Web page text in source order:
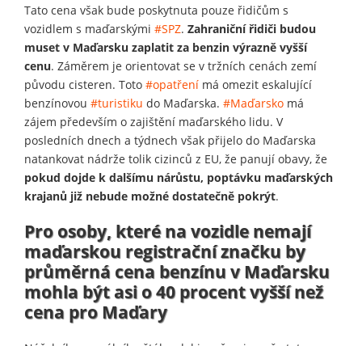
Tato cena však bude poskytnuta pouze řidičům s
vozidlem s maďarskými #SPZ. Zahraniční řidiči budou
muset v Maďarsku zaplatit za benzin výrazně vyšší
cenu. Záměrem je orientovat se v tržních cenách zemí
původu cisteren. Toto #opatření má omezit eskalující
benzínovou #turistiku do Maďarska. #Maďarsko má
zájem především o zajištění maďarského lidu. V
posledních dnech a týdnech však přijelo do Maďarska
natankovat nádrže tolik cizinců z EU, že panují obavy, že
pokud dojde k dalšímu nárůstu, poptávku maďarských
krajanů již nebude možné dostatečně pokrýt.
Pro osoby, které na vozidle nemají
maďarskou registrační značku by
průměrná cena benzínu v Maďarsku
mohla být asi o 40 procent vyšší než
cena pro Maďary